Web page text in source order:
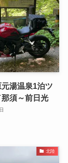
湯温泉1泊ツ
須～前日光
北陸